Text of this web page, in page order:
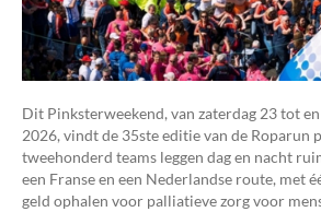
Dit Pinksterweekend, van zaterdag 23 tot
2026, vindt de 35ste editie van de Roparun
tweehonderd teams leggen dag en nacht
een Franse en een Nederlandse route, met
geld ophalen voor palliatieve zorg voor